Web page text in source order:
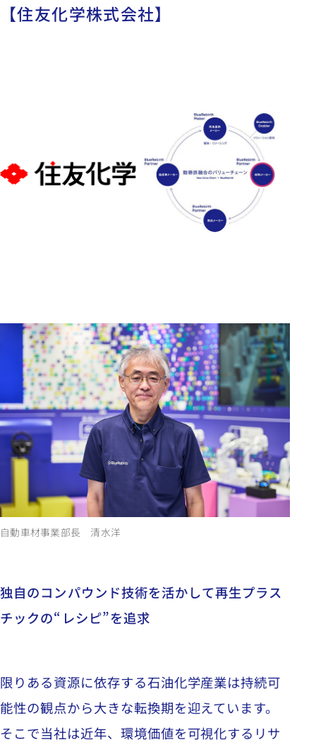
【住友化学株式会社】
自動車材事業部長 清水洋
独自のコンパウンド技術を活かして再生プラス
チックの“レシピ”を追求
限りある資源に依存する石油化学産業は持続可
能性の観点から大きな転換期を迎えています。
そこで当社は近年、 環境価値を可視化するリサ